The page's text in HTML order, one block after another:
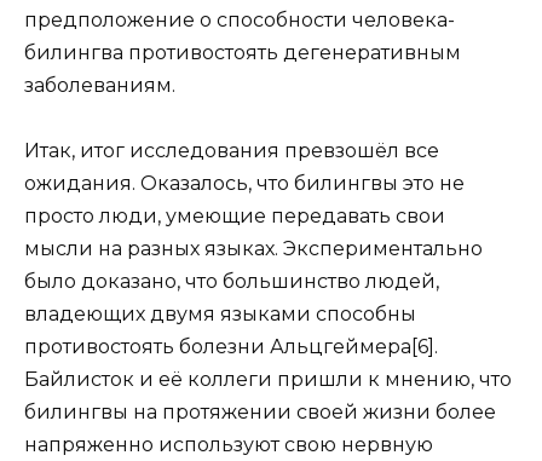
предположение о способности человека-
билингва противостоять дегенеративным
заболеваниям.
Итак, итог исследования превзошёл все
ожидания. Оказалось, что билингвы это не
просто люди, умеющие передавать свои
мысли на разных языках. Экспериментально
было доказано, что большинство людей,
владеющих двумя языками способны
противостоять болезни Альцгеймера[6].
Байлисток и её коллеги пришли к мнению, что
билингвы на протяжении своей жизни более
напряженно используют свою нервную